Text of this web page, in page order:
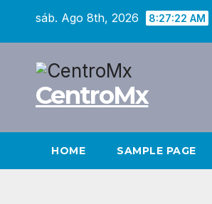
sáb. Ago 8th, 2026 8:27:23 AM
CentroMx
HOME SAMPLE PAGE